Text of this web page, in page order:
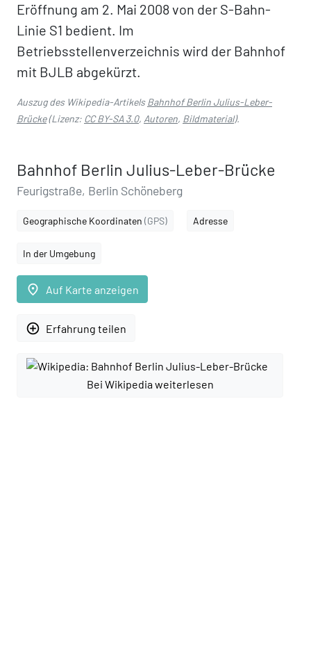
Eröffnung am 2. Mai 2008 von der S-Bahn-
Linie S1 bedient. Im
Betriebsstellenverzeichnis wird der Bahnhof
mit BJLB abgekürzt.
Auszug des Wikipedia-ArtikelsBahnhof Berlin Julius-Leber-
Brücke(Lizenz: CC BY-SA 3.0, Autoren, Bildmaterial).
Bahnhof Berlin Julius-Leber-Brücke
Feurigstraße, Berlin Schöneberg
Geographische Koordinaten (GPS) Adresse
In der Umgebung
place Auf Karte anzeigen
add_circle_outline Erfahrung teilen
Bei Wikipedia weiterlesen